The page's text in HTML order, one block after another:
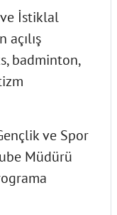
İstiklal
açılış
badminton,
ve Spor
Müdürü